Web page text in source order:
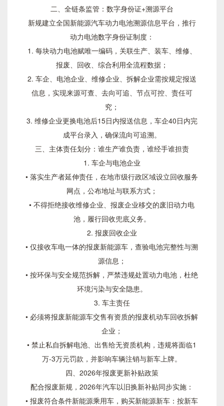
二、全链条监管：数字身份证+溯源平台
新规建立全国新能源汽车动力电池溯源信息平台，推行
动力电池数字身份证制度：
1. 每块动力电池赋唯一编码，关联生产、装车、维修、
报废、回收、综合利用全流程数据；
2. 车企、电池企业、维修企业、拆解企业需按规定报送
信息，实现来源可查、去向可追、节点可控、责任可
究；
3. 维修企业更换电池后15日内报送信息，车企40日内完
成平台录入，确保流向可追溯。
三、主体责任划分：谁生产谁负责，谁经手谁担责
1. 车企与电池企业
• 落实生产者延伸责任，在地市级行政区域设立回收服务
网点，公布地址与联系方式；
• 不得拒绝接收维修企业、报废企业移交的废旧动力电
池，履行回收兜底义务。
2. 报废回收企业
• 仅接收车电一体的报废新能源车，查验电池完整性与溯
源信息；
• 按环保与安全规范拆解，严禁违规处置动力电池，杜绝
环境污染与安全隐患。
3. 车主责任
• 必须将报废新能源车交售有资质的报废机动车回收拆解
企业；
• 禁止私自拆解电池、出售给无资质机构，违规将面临1
万-3万元罚款，并影响车辆注销与新车上牌。
四、2026年报废更新补贴政策
配合报废新规，2026年汽车以旧换新补贴同步实施：
• 报废符合条件新能源乘用车，购买新能源新车：按新车